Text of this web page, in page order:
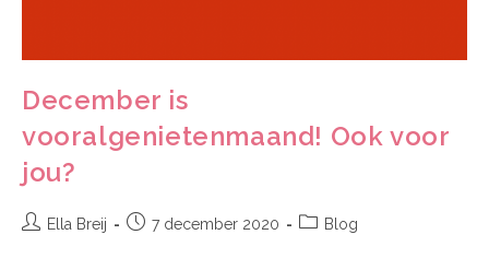
December is
vooralgenietenmaand! Ook voor
jou?
Ella Breij 7 december 2020 Blog